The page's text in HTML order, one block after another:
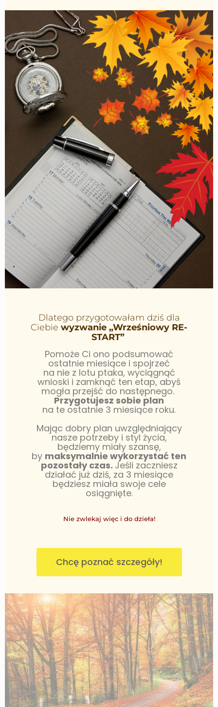
Dlatego przygotowałam dziś dla
Ciebie wyzwanie „Wrześniowy RE-
START”
Pomoże Ci ono podsumować
ostatnie miesiące i spojrzeć
na nie z lotu ptaka, wyciągnąć
wnioski i zamknąć ten etap, abyś
mogła przejść do następnego.
Przygotujesz sobie plan
na te ostatnie 3 miesiące roku.
Mając dobry plan uwzględniający
nasze potrzeby i styl życia,
będziemy miały szansę,
by maksymalnie wykorzystać ten
pozostały czas. Jeśli zaczniesz
działać już dziś, za 3 miesiące
będziesz miała swoje cele
osiągnięte.
Nie zwlekaj więc i do dzieła!
Chcę poznać szczegóły!